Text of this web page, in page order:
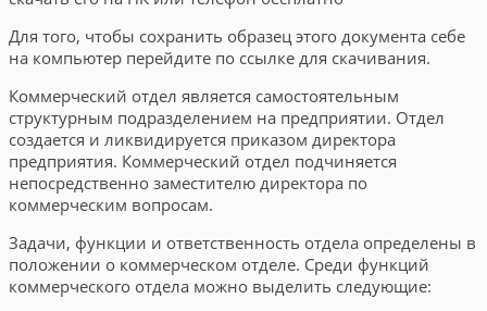
Для того, чтобы сохранить образец этого документа себе
на компьютер перейдите по ссылке для скачивания.
Коммерческий отдел является самостоятельным
структурным подразделением на предприятии. Отдел
создается и ликвидируется приказом директора
предприятия. Коммерческий отдел подчиняется
непосредственно заместителю директора по
коммерческим вопросам.
Задачи, функции и ответственность отдела определены в
положении о коммерческом отделе. Среди функций
коммерческого отдела можно выделить следующие: